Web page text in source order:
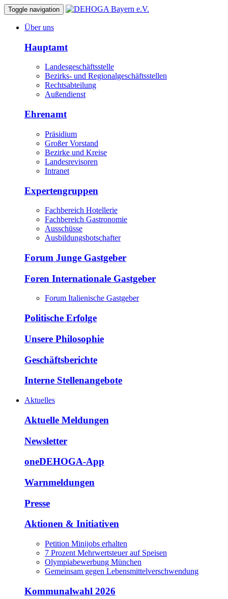
Toggle navigation
Über uns
Hauptamt
Landesgeschäftsstelle
Bezirks- und Regionalgeschäftsstellen
Rechtsabteilung
Außendienst
Ehrenamt
Präsidium
Großer Vorstand
Bezirke und Kreise
Landesrevisoren
Intranet
Expertengruppen
Fachbereich Hotellerie
Fachbereich Gastronomie
Ausschüsse
Ausbildungsbotschafter
Forum Junge Gastgeber
Foren Internationale Gastgeber
Forum Italienische Gastgeber
Politische Erfolge
Unsere Philosophie
Geschäftsberichte
Interne Stellenangebote
Aktuelles
Aktuelle Meldungen
Newsletter
oneDEHOGA-App
Warnmeldungen
Presse
Aktionen & Initiativen
Petition Minijobs erhalten
7 Prozent Mehrwertsteuer auf Speisen
Olympiabewerbung München
Gemeinsam gegen Lebensmittelverschwendung
Kommunalwahl 2026